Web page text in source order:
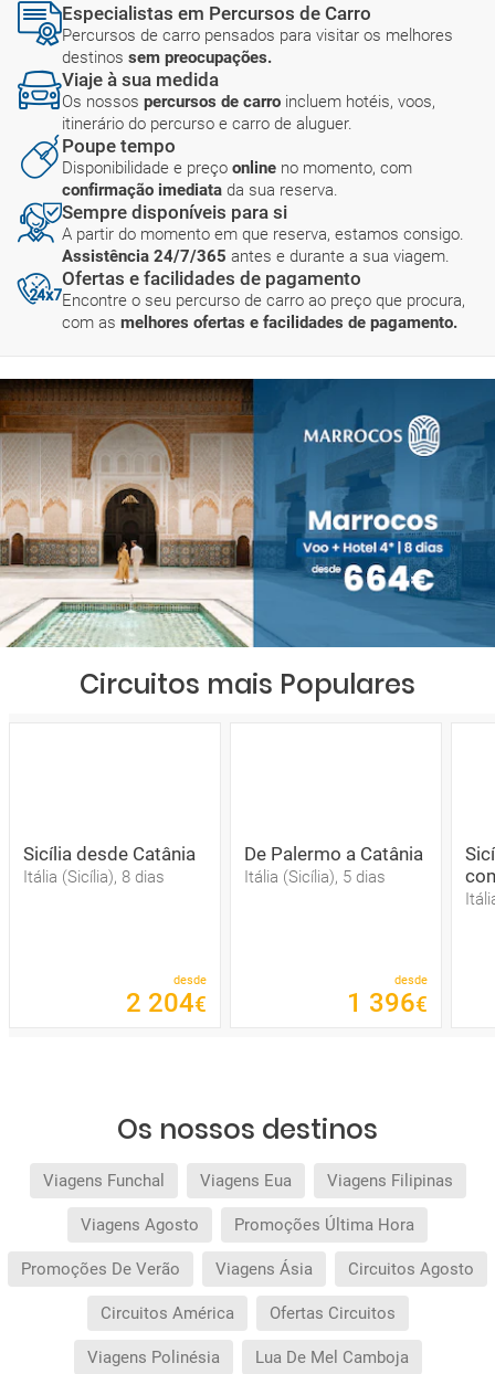
Especialistas em Percursos de Carro
Percursos de carro pensados para visitar os melhores
destinos sem preocupações.
Viaje à sua medida
Os nossos percursos de carro incluem hotéis, voos,
itinerário do percurso e carro de aluguer.
Poupe tempo
Disponibilidade e preço online no momento, com
confirmação imediata da sua reserva.
Sempre disponíveis para si
A partir do momento em que reserva, estamos consigo.
Assistência 24/7/365 antes e durante a sua viagem.
Ofertas e facilidades de pagamento
Encontre o seu percurso de carro ao preço que procura,
com as melhores ofertas e facilidades de pagamento.
Circuitos mais Populares
Sicília desde Catânia
Itália (Sicília), 8 dias
desde
2 204€
De Palermo a Catânia
Itália (Sicília), 5 dias
desde
1 396€
Os nossos destinos
Viagens Funchal Viagens Eua Viagens Filipinas
Viagens Agosto Promoções Última Hora
Promoções De Verão Viagens Ásia Circuitos Agosto
Circuitos América Ofertas Circuitos
Viagens Polinésia Lua De Mel Camboja